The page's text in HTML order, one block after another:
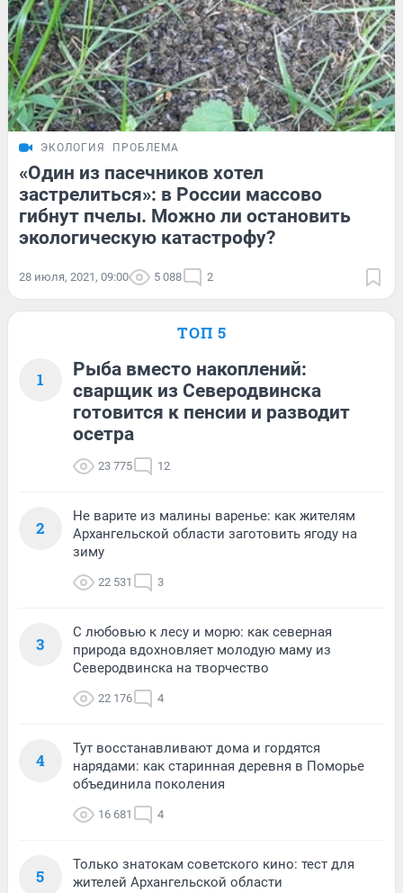
ЭКОЛОГИЯ ПРОБЛЕМА
«Один из пасечников хотел
застрелиться»: в России массово
гибнут пчелы. Можно ли остановить
экологическую катастрофу?
28 июля, 2021, 09:00 5 088 2
ТОП 5
1
Рыба вместо накоплений:
сварщик из Северодвинска
готовится к пенсии и разводит
осетра
23 775 12
2
Не варите из малины варенье: как жителям
Архангельской области заготовить ягоду на
зиму
22 531 3
3
С любовью к лесу и морю: как северная
природа вдохновляет молодую маму из
Северодвинска на творчество
22 176 4
4
Тут восстанавливают дома и гордятся
нарядами: как старинная деревня в Поморье
объединила поколения
16 681 4
5
Только знатокам советского кино: тест для
жителей Архангельской области